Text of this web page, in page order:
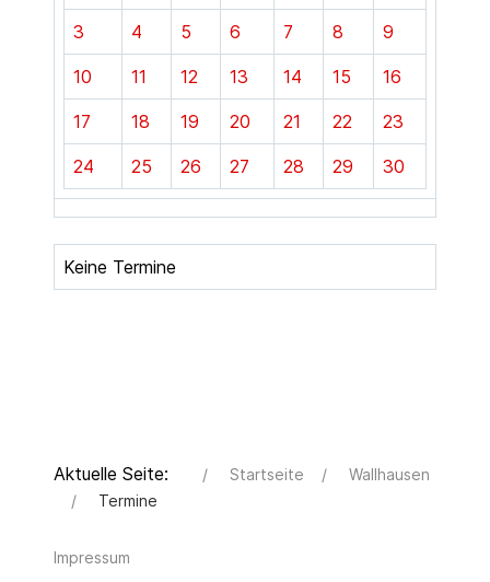
3 4 5 6 7 8 9
10 11 12 13 14 15 16
17 18 19 20 21 22 23
24 25 26 27 28 29 30
Keine Termine
Aktuelle Seite: Startseite
Wallhausen
Termine
Impressum